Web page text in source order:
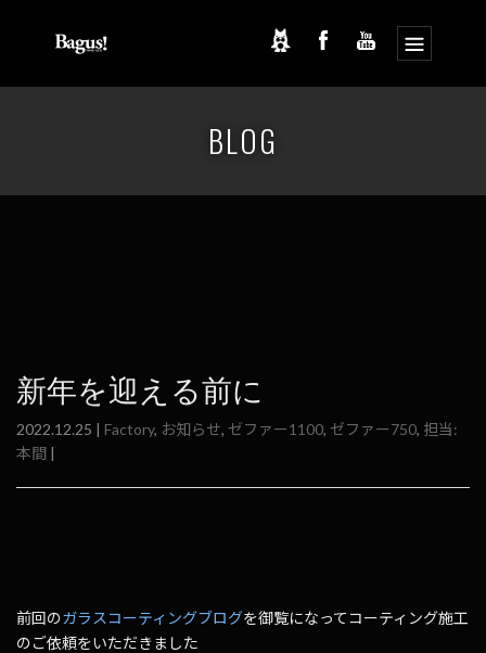
BLOG
新年を迎える前に
2022.12.25 | Factory, お知らせ, ゼファー1100, ゼファー750, 担当:
本間 |
前回のガラスコーティングブログを御覧になってコーティング施工
のご依頼をいただきました